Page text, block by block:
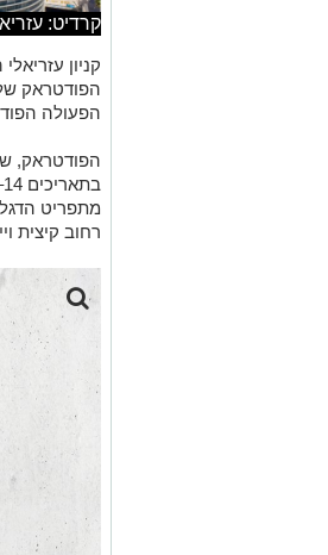
קרדיט:
קניון
הפודטראק
הפעולה
הפודטראק,
מתפריט הדגל
רחוב קיצית